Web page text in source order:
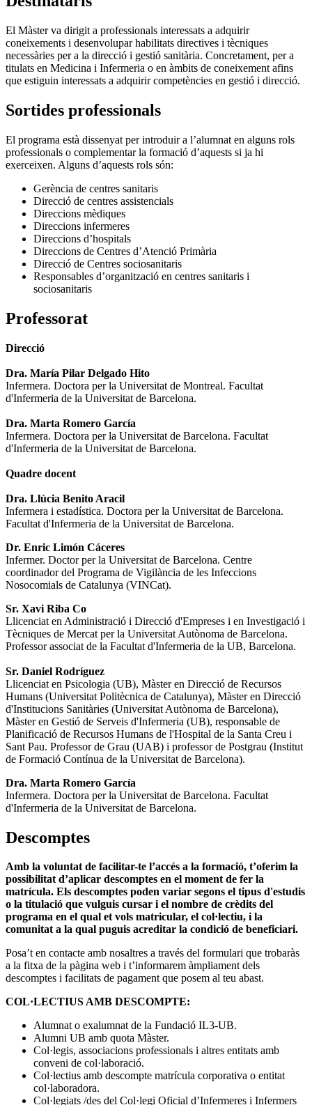
El Màster va dirigit a professionals interessats a adquirir
coneixements i desenvolupar habilitats directives i tècniques
necessàries per a la direcció i gestió sanitària. Concretament, per a
titulats en Medicina i Infermeria o en àmbits de coneixement afins
que estiguin interessats a adquirir competències en gestió i direcció.
Sortides professionals
El programa està dissenyat per introduir a l’alumnat en alguns rols
professionals o complementar la formació d’aquests si ja hi
exerceixen. Alguns d’aquests rols són:
Gerència de centres sanitaris
Direcció de centres assistencials
Direccions mèdiques
Direccions infermeres
Direccions d’hospitals
Direccions de Centres d’Atenció Primària
Direcció de Centres sociosanitaris
Responsables d’organització en centres sanitaris i
sociosanitaris
Professorat
Direcció
Dra. María Pilar Delgado Hito
Infermera. Doctora per la Universitat de Montreal. Facultat
d'Infermeria de la Universitat de Barcelona.
Dra. Marta Romero García
Infermera. Doctora per la Universitat de Barcelona. Facultat
d'Infermeria de la Universitat de Barcelona.
Quadre docent
Dra. Llúcia Benito Aracil
Infermera i estadística. Doctora per la Universitat de Barcelona.
Facultat d'Infermeria de la Universitat de Barcelona.
Dr. Enric Limón Cáceres
Infermer. Doctor per la Universitat de Barcelona. Centre
coordinador del Programa de Vigilància de les Infeccions
Nosocomials de Catalunya (VINCat).
Sr. Xavi Riba Co
Llicenciat en Administració i Direcció d'Empreses i en Investigació i
Tècniques de Mercat per la Universitat Autònoma de Barcelona.
Professor associat de la Facultat d'Infermeria de la UB, Barcelona.
Sr. Daniel Rodríguez
Llicenciat en Psicologia (UB), Màster en Direcció de Recursos
Humans (Universitat Politècnica de Catalunya), Màster en Direcció
d'Institucions Sanitàries (Universitat Autònoma de Barcelona),
Màster en Gestió de Serveis d'Infermeria (UB), responsable de
Planificació de Recursos Humans de l'Hospital de la Santa Creu i
Sant Pau. Professor de Grau (UAB) i professor de Postgrau (Institut
de Formació Contínua de la Universitat de Barcelona).
Dra. Marta Romero García
Infermera. Doctora per la Universitat de Barcelona. Facultat
d'Infermeria de la Universitat de Barcelona.
Descomptes
Amb la voluntat de facilitar-te l’accés a la formació, t’oferim la
possibilitat d’aplicar descomptes en el moment de fer la
matrícula. Els descomptes poden variar segons el tipus d'estudis
o la titulació que vulguis cursar i el nombre de crèdits del
programa en el qual et vols matricular, el col·lectiu, i la
comunitat a la qual puguis acreditar la condició de beneficiari.
Posa’t en contacte amb nosaltres a través del formulari que trobaràs
a la fitxa de la pàgina web i t’informarem àmpliament dels
descomptes i facilitats de pagament que posem al teu abast.
COL·LECTIUS AMB DESCOMPTE:
Alumnat o exalumnat de la Fundació IL3-UB.
Alumni UB amb quota Màster.
Col·legis, associacions professionals i altres entitats amb
conveni de col·laboració.
Col·lectius amb descompte matrícula corporativa o entitat
col·laboradora.
Col·legiats /des del Col·legi Oficial d’Infermeres i Infermers